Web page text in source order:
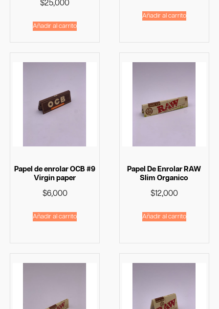
con
$25,000
Añadir al carrito
Añadir al carrito
Papel de enrolar OCB #9
Virgin paper
$6,000
Añadir al carrito
Papel De Enrolar RAW
Slim Organico
$12,000
Añadir al carrito